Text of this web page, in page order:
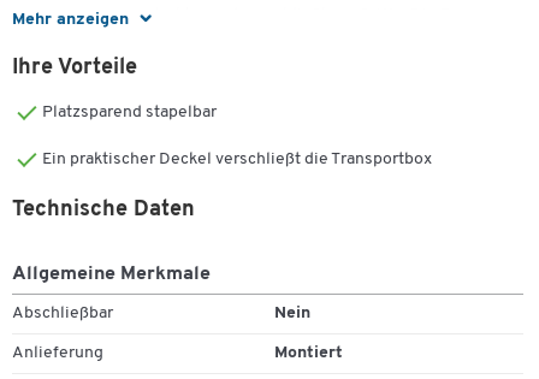
Mehr anzeigen
Boden mit Wabenstruktur und verschließbare Griffe. Die Boxen
Weitere Details:
Fassungsvermögen: 9 Liter
Witterungsfest: -15° bis +80° C
Hergestellt aus recyclefähigem Polypropylen
Stapelbar
Transparente Boxen für schnellen Überblick
Kostengünstige Archivierungslösung
Ideal für den Transport
Lieferung inkl. Deckel mit verschließbaren Griffen,
Ihre Vorteile
Platzsparend stapelbar
Ein praktischer Deckel verschließt die Transportbox
Technische Daten
Allgemeine Merkmale
Abschließbar Nein
Anlieferung Montiert